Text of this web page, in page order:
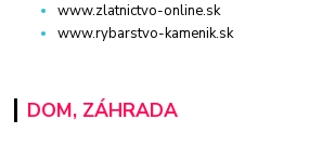
www.zlatnictvo-online.sk
www.rybarstvo-kamenik.sk
DOM, ZÁHRADA